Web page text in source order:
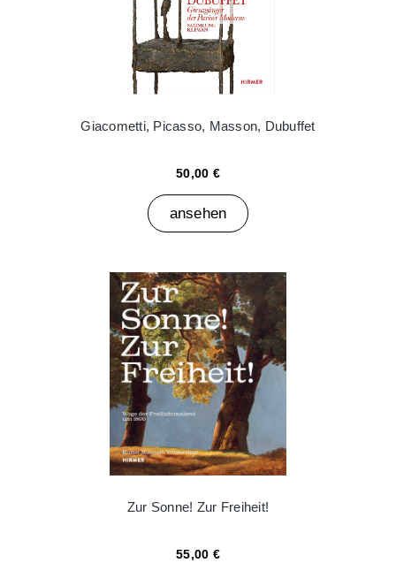
Giacometti, Picasso, Masson, Dubuffet
50,00 €
ansehen
Zur Sonne! Zur Freiheit!
55,00 €